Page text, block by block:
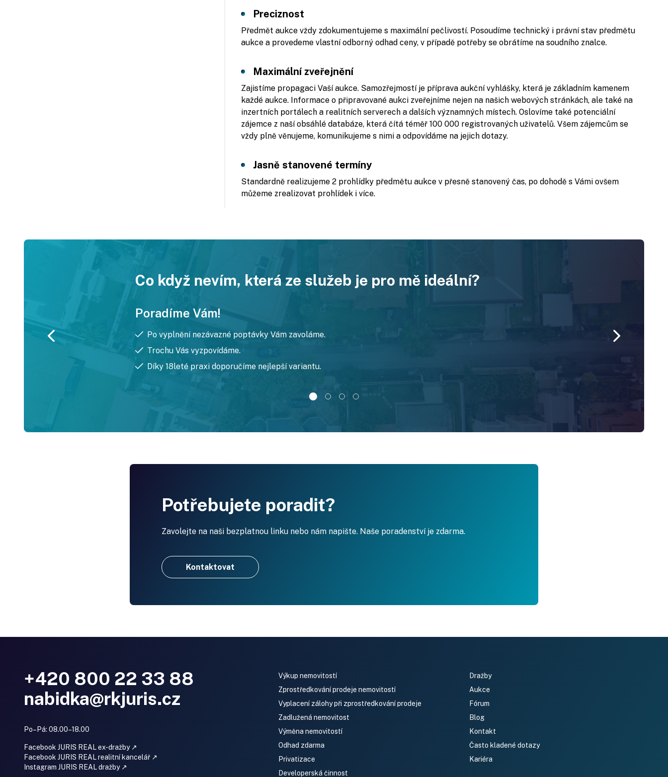
Preciznost
Předmět aukce vždy zdokumentujeme s maximální pečlivostí. Posoudíme technický i právní stav předmětu
aukce a provedeme vlastní odborný odhad ceny, v případě potřeby se obrátíme na soudního znalce.
Maximální zveřejnění
Zajistíme propagaci Vaší aukce. Samozřejmostí je příprava aukční vyhlášky, která je základním kamenem
každé aukce. Informace o připravované aukci zveřejníme nejen na našich webových stránkách, ale také na
inzertních portálech a realitních serverech a dalších významných místech. Oslovíme také potenciální
zájemce z naší obsáhlé databáze, která čítá téměř 100 000 registrovaných uživatelů. Všem zájemcům se
vždy plně věnujeme, komunikujeme s nimi a odpovídáme na jejich dotazy.
Jasně stanovené termíny
Standardně realizujeme 2 prohlídky předmětu aukce v přesně stanovený čas, po dohodě s Vámi ovšem
můžeme zrealizovat prohlídek i více.
Co když nevím, která ze služeb je pro mě ideální?
Poradíme Vám!
Po vyplnění nezávazné poptávky Vám zavoláme.
Trochu Vás vyzpovídáme.
Díky 18leté praxi doporučíme nejlepší variantu.
Potřebujete poradit?
Zavolejte na naši bezplatnou linku nebo nám napište. Naše poradenství je zdarma.
Kontaktovat
+420 800 22 33 88
nabidka@rkjuris.cz
Po–Pá: 08.00–18.00
Facebook JURIS REAL ex-dražby ↗
Facebook JURIS REAL realitní kancelář ↗
Instagram JURIS REAL dražby ↗
Výkup nemovitostí
Zprostředkování prodeje nemovitostí
Vyplacení zálohy při zprostředkování prodeje
Zadlužená nemovitost
Výměna nemovitostí
Odhad zdarma
Privatizace
Developerská činnost
Dražby
Aukce
Fórum
Blog
Kontakt
Často kladené dotazy
Kariéra